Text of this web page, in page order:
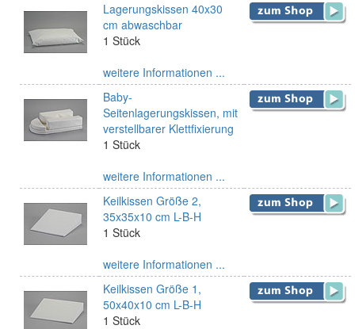
Lagerungskissen 40x30
cm abwaschbar
1 Stück
weitere Informationen ...
Baby-
Seitenlagerungskissen, mit
verstellbarer Klettfixierung
1 Stück
weitere Informationen ...
Keilkissen Größe 2,
35x35x10 cm L-B-H
1 Stück
weitere Informationen ...
Keilkissen Größe 1,
50x40x10 cm L-B-H
1 Stück